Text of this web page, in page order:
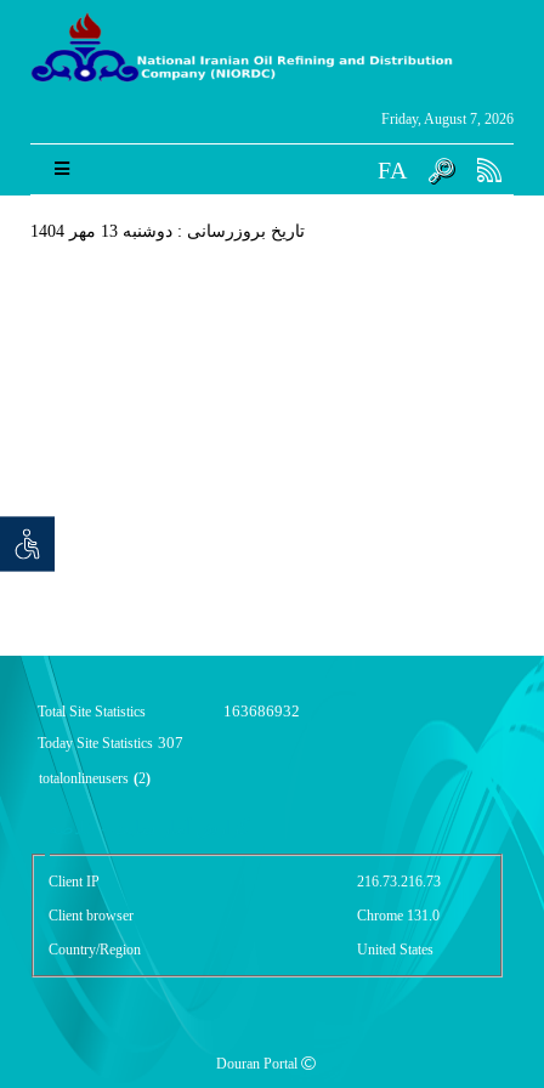
Friday, August 7, 2026
FA
توان
تاریخ بروزرسانی : دوشنبه 13 مهر 1404
Total Site Statistics 163686932
Today Site Statistics 307
totalonlineusers (2)
گزارش آمار سایت - خلاصه
Client IP
216.73.216.73
Client browser
Chrome 131.0
Country/Region
United States
Douran Portal